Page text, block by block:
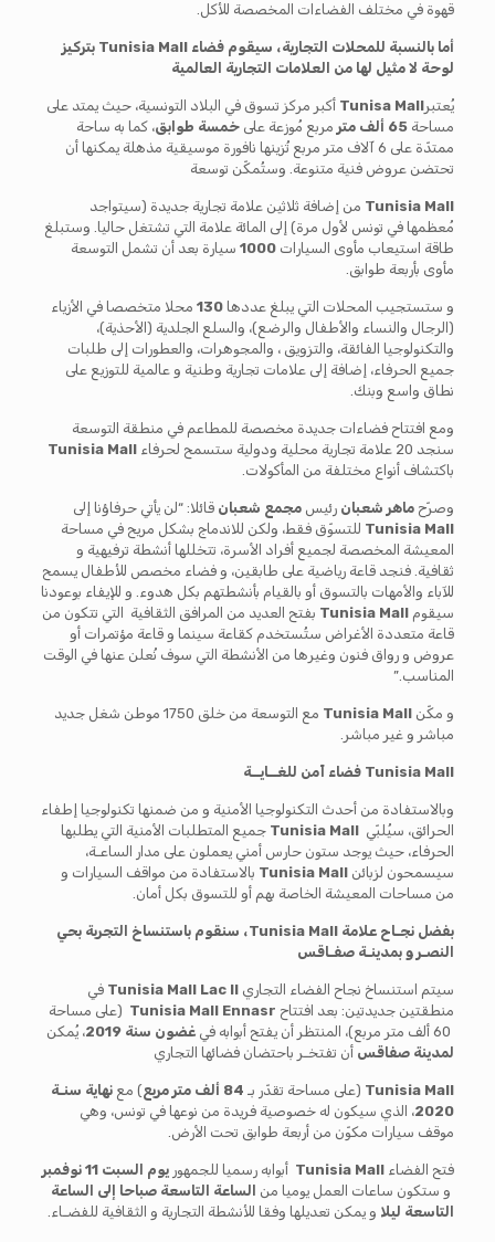
قهوة في مختلف الفضاءات المخصصة للأكل.
أما بالنسبة للمحلات التجارية، سيقوم فضاء Tunisia Mall بتركيز
لوحة لا مثيل لها من العلامات التجارية العالمية
يُعتبرTunisa Mall أكبر مركز تسوق في البلاد التونسية، حيث يمتد على
مساحة 65 ألف متر مربع مُوزعة على خمسة طوابق، كما به ساحة
ممتدّة على 6 آلاف متر مربع تُزينها نافورة موسيقية مذهلة يمكنها أن
تحتضن عروض فنية متنوعة. وستُمكّن توسعة
Tunisia Mall من إضافة ثلاثين علامة تجارية جديدة (سيتواجد
مُعظمها في تونس لأول مرة) إلى المائة علامة التي تشتغل حاليا. وستبلغ
طاقة استيعاب مأوى السيارات 1000سيارة بعد أن تشمل التوسعة
مأوى بأربعة طوابق.
و ستستجيب المحلات التي يبلغ عددها 130محلا متخصصا في الأزياء
(الرجال والنساء والأطفال والرضع)، والسلع الجلدية (الأحذية)،
والتكنولوجيا الفائقة، والتزويق ، والمجوهرات، والعطورات إلى طلبات
جميع الحرفاء، إضافة إلى علامات تجارية وطنية و عالمية للتوزيع على
نطاق واسع وبنك.
ومع افتتاح فضاءات جديدة مخصصة للمطاعم في منطقة التوسعة
سنجد 20 علامة تجارية محلية ودولية ستسمح لحرفاء
Tunisia Mall
باكتشاف أنواع مختلفة من المأكولات.
وصرّح ماهر شعبان رئيس مجمع شعبان قائلا: “لن يأتي حرفاؤنا إلى
Tunisia Mall للتسوّق فقط، ولكن للاندماج بشكل مريح في مساحة
المعيشة المخصصة لجميع أفراد الأسرة، تتخللها أنشطة ترفيهية و
ثقافية. فنجد قاعة رياضية على طابقين، و فضاء مخصص للأطفال يسمح
للآباء والأمهات بالتسوق أو بالقيام بأنشطتهم بكل هدوء. و للإيفاء بوعودنا
سيقوم Tunisia Mall بفتح العديد من المرافق الثقافية التي تتكون من
قاعة متعددة الأغراض ستُستخدم كقاعة سينما و قاعة مؤتمرات أو
عروض و رواق فنون وغيرها من الأنشطة التي سوف نُعلن عنها في الوقت
المناسب.”
و مكّن Tunisia Mall
مع التوسعة من خلق 1750 موطن شغل جديد
مباشر و غير مباشر.
Tunisia Mall فضاء آمن للغــايــة
وبالاستفادة من أحدث التكنولوجيا الأمنية و من ضمنها تكنولوجيا إطفاء
الحرائق، سيُلبّي Tunisia Mall جميع المتطلبات الأمنية التي يطلبها
الحرفاء، حيث يوجد ستون حارس أمني يعملون على مدار الساعـة،
سيسمحون لزبائن Tunisia Mall بالاستفادة من مواقف السيارات و
من مساحات المعيشة الخاصة بهم أو للتسوق بكل أمان.
بفضل نجـاح علامة Tunisia Mall، سنقوم باستنساخ التجربة بحي
النصـر و بمدينـة صفـاقس
سيتم استنساخ نجاح الفضاء التجاري Tunisia Mall Lac II في
منطقتين جديدتين: بعد افتتاح Tunisia Mall Ennasr (على مساحة
غضون سنة 2019
، يُمكن
لمدينة صفاقس أن تفتخـر باحتضان فضائها التجاري
Tunisia Mall (على مساحة تقدّر بـ 84 ألف متر مربع ) مع نهاية سنـة
2020، الذي سيكون له خصوصية فريدة من نوعها في تونس، وهي
موقف سيارات مكوّن من أربعة طوابق تحت الأرض.
فتح الفضاء Tunisia Mall أبوابه رسميا للجمهور يوم السبت 11 نوفمبر
و ستكون ساعات العمل يوميا من الساعة التاسعة صباحا إلى الساعة
التاسعة ليلا و يمكن تعديلها وفقا للأنشطة التجارية و الثقافية للفضـاء.